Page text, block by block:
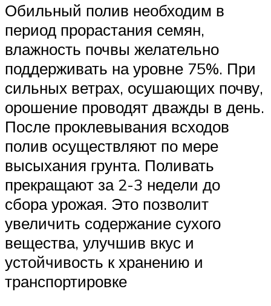
Обильный полив необходим в
период прорастания семян,
влажность почвы желательно
поддерживать на уровне 75%. При
сильных ветрах, осушающих почву,
орошение проводят дважды в день.
После проклевывания всходов
полив осуществляют по мере
высыхания грунта. Поливать
прекращают за 2-3 недели до
сбора урожая. Это позволит
увеличить содержание сухого
вещества, улучшив вкус и
устойчивость к хранению и
транспортировке